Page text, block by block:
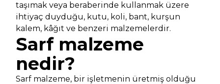
taşımak veya beraberinde kullanmak üzere
ihtiyaç duyduğu, kutu, koli, bant, kurşun
kalem, kâğıt ve benzeri malzemelerdir.
Sarf malzeme
nedir?
Sarf malzeme, bir işletmenin üretmiş olduğu